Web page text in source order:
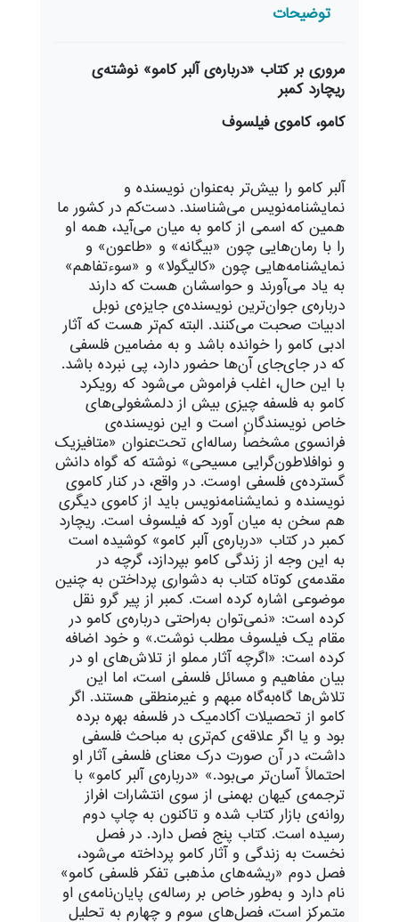
توضیحات
مروری بر کتاب «درباره‌ی آلبر کامو» نوشته‌ی
ریچارد کمبر
کامو، کاموی فیلسوف
آلبر کامو را بیش‌تر به‌عنوان نویسنده و
نمایشنامه‌نویس می‌شناسند. دست‌کم در کشور ما
همین که اسمی از کامو به میان می‌آید، همه او
را با رمان‌هایی چون «بیگانه» و «طاعون» و
نمایشنامه‌هایی چون «کالیگولا» و «سوءتفاهم»
به یاد می‌آورند و حواسشان هست که دارند
درباره‌ی جوان‌ترین نویسنده‌ی جایزه‌ی نوبل
ادبیات صحبت می‌کنند. البته کم‌تر هست که آثار
ادبی کامو را خوانده باشد و به مضامین فلسفی
که در جای‌جای آن‌ها حضور دارد، پی نبرده باشد.
با این حال، اغلب فراموش می‌شود که رویکرد
کامو به فلسفه چیزی بیش از دلمشغولی‌های
خاص نویسندگان است و این نویسنده‌ی
فرانسوی مشخصاً رساله‌‌ای تحت‌عنوان «متافیزیک
و نوافلاطون‌گرایی مسیحی» نوشته که گواه دانش
گسترده‌ی فلسفی اوست. در واقع، در کنار کاموی
نویسنده و نمایشنامه‌نویس باید از کاموی دیگری
هم سخن به میان آورد که فیلسوف است. ریچارد
کمبر در کتاب «درباره‌ی آلبر کامو» کوشیده است
به این وجه از زندگی کامو بپردازد، گرچه در
مقدمه‌ی کوتاه کتاب به دشواری پرداختن به چنین
موضوعی اشاره کرده است. کمبر از پیر گرو نقل
کرده است: «نمی‌توان به‌راحتی درباره‌ی کامو در
مقام یک فیلسوف مطلب نوشت.» و خود اضافه
کرده است: «اگرچه آثار مملو از تلاش‌های او در
بیان مفاهیم و مسائل فلسفی است، اما این
تلاش‌ها گاه‌به‌گاه مبهم و غیرمنطقی هستند. اگر
کامو از تحصیلات آکادمیک در فلسفه بهره برده
بود و یا اگر علاقه‌ی کم‌تری به مباحث فلسفی
داشت، در آن صورت درک معنای فلسفی آثار او
احتمالاً آسان‌تر می‌بود.» «درباره‌ی آلبر کامو» با
ترجمه‌ی کیهان بهمنی از سوی انتشارات افراز
روانه‌ی بازار کتاب شده و تاکنون به چاپ دوم
رسیده است. کتاب پنج فصل دارد. در فصل
نخست به زندگی و آثار کامو پرداخته می‌شود،
فصل دوم «ریشه‌های مذهبی تفکر فلسفی کامو»
نام دارد و به‌‌طور خاص بر رساله‌ی پایان‌نامه‌ی او
متمرکز است، فصل‌های سوم و چهارم به تحلیل